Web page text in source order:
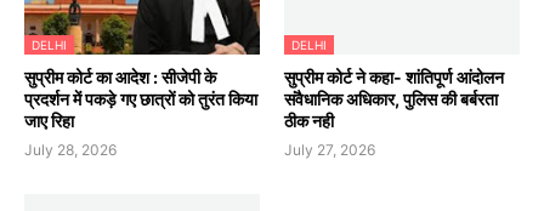
DELHI
सुप्रीम कोर्ट का आदेश : सीजेपी के
प्रदर्शन में पकड़े गए छात्रों को तुरंत किया
जाए रिहा
July 28, 2026
DELHI
सुप्रीम कोर्ट ने कहा- शांतिपूर्ण आंदोलन
संवैधानिक अधिकार, पुलिस की बर्बरता
ठीक नही
July 27, 2026